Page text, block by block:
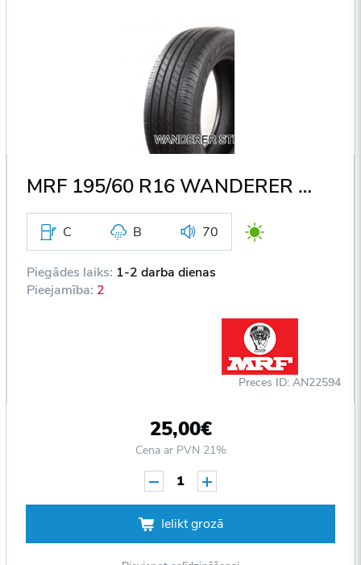
MRF 195/60 R16 WANDERER STREET ECOTRED A1 89H DOT2022
C B 70
Piegādes laiks: 1-2 darba dienas
Pieejamība: 2
Preces ID: AN22594
25,00€
Cena ar PVN 21%
1
Ielikt grozā